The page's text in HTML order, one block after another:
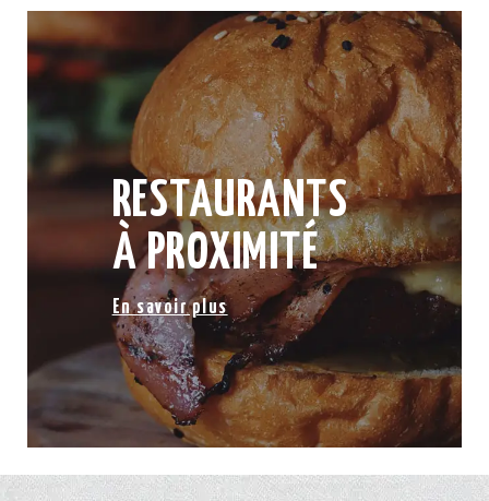
RESTAURANTS
À PROXIMITÉ
En savoir plus